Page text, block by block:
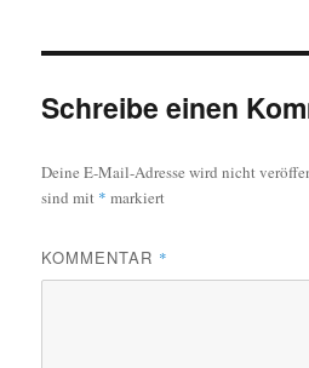
Schreibe einen
Deine E-Mail-Adresse wird nicht
sind mit * markiert
KOMMENTAR *